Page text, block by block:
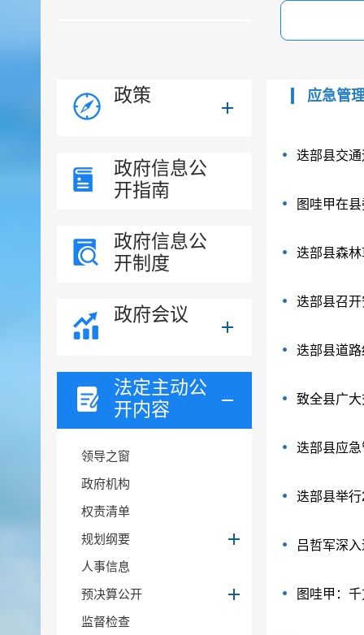
政策
政府信息公
开指南
政府信息公
开制度
政府会议
法定主动公
开内容
领导之窗
政府机构
权责清单
规划纲要
人事信息
预决算公开
监督检查
应急管
迭部县交
图哇甲在
迭部县森
迭部县召
迭部县道
致全县广
迭部县应
迭部县举
吕哲军深
图哇甲：